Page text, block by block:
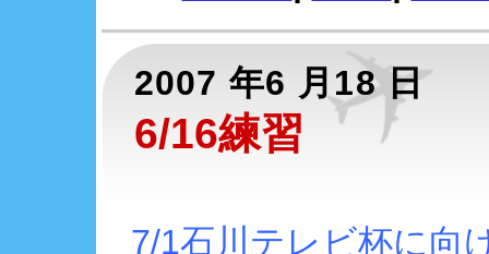
2007 年6 月18 日
6/16練習
7/1石川テレビ杯に向